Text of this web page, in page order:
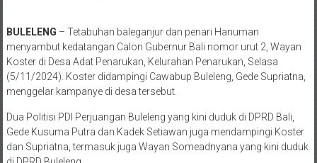
BULELENG – Tetabuhan baleganjur dan penari Hanuman
menyambut kedatangan Calon Gubernur Bali nomor urut 2, Wayan
Koster di Desa Adat Penarukan, Kelurahan Penarukan, Selasa
(5/11/2024). Koster didampingi Cawabup Buleleng, Gede Supriatna,
menggelar kampanye di desa tersebut.
Dua Politisi PDI Perjuangan Buleleng yang kini duduk di DPRD Bali,
Gede Kusuma Putra dan Kadek Setiawan juga mendampingi Koster
dan Supriatna, termasuk juga Wayan Someadnyana yang kini duduk